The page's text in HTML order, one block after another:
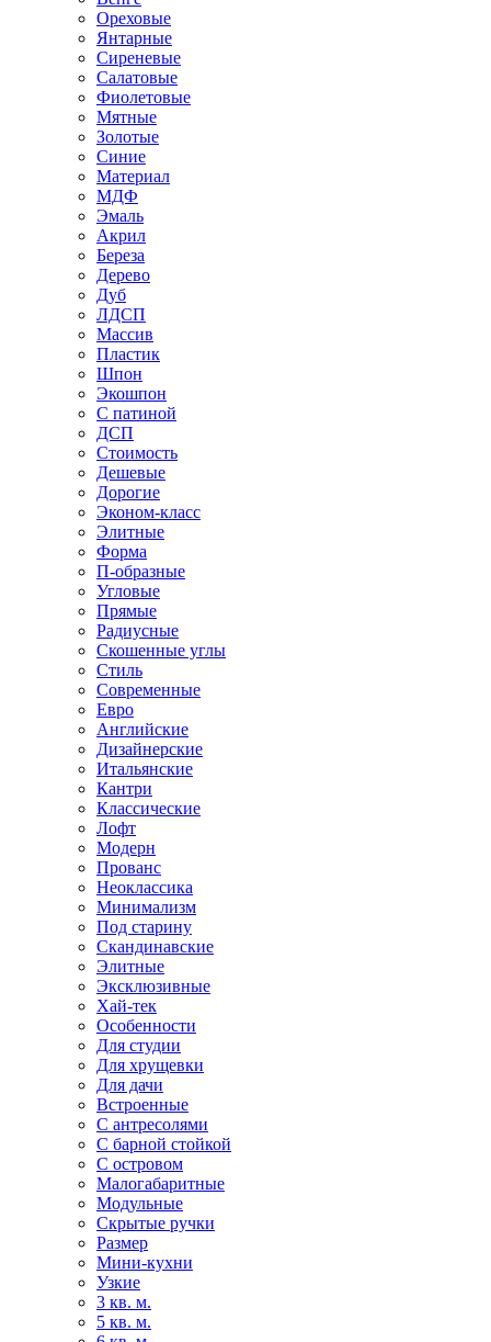
Ореховые
Янтарные
Сиреневые
Салатовые
Фиолетовые
Мятные
Золотые
Синие
Материал
МДФ
Эмаль
Акрил
Береза
Дерево
Дуб
ЛДСП
Массив
Пластик
Шпон
Экошпон
С патиной
ДСП
Стоимость
Дешевые
Дорогие
Эконом-класс
Элитные
Форма
П-образные
Угловые
Прямые
Радиусные
Скошенные углы
Стиль
Современные
Евро
Английские
Дизайнерские
Итальянские
Кантри
Классические
Лофт
Модерн
Прованс
Неоклассика
Минимализм
Под старину
Скандинавские
Элитные
Эксклюзивные
Хай-тек
Особенности
Для студии
Для хрущевки
Для дачи
Встроенные
С антресолями
С барной стойкой
С островом
Малогабаритные
Модульные
Скрытые ручки
Размер
Мини-кухни
Узкие
3 кв. м.
5 кв. м.